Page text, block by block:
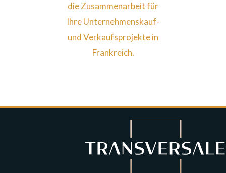
die Zusammenarbeit für
Ihre Unternehmenskauf-
und Verkaufsprojekte in
Frankreich.